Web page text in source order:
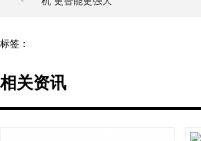
标签：
相关资讯